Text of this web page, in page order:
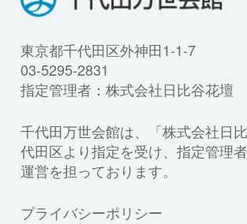
東京都千代田区外神田1-1-7
03-5295-2831
指定管理者：株式会社日比谷花壇
千代田万世会館は、「株式会社日
代田区より指定を受け、指定管理
運営を担っております。
プライバシーポリシー